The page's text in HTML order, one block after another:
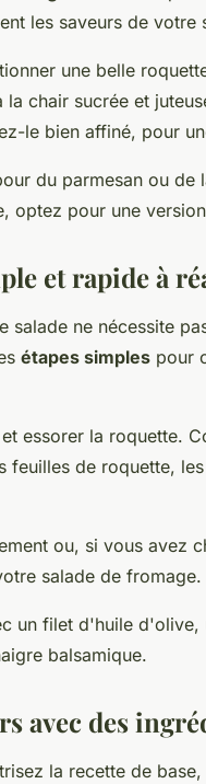
les saveurs de votre
une belle
chair sucrée et
le bien affiné, pour
du parmesan ou
optez pour une
et rapide à
salade ne nécessite
étapes simples pour
essorer la roquette.
feuilles de roquette,
ou, si vous avez
salade de fromage.
un filet d'huile
balsamique.
avec des
la recette de